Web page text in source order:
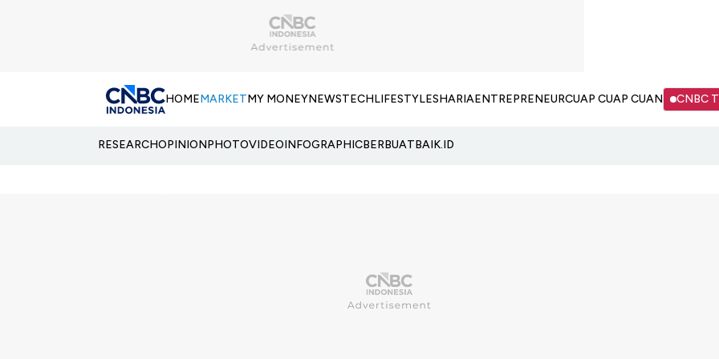
HOMEMARKETMY MONEYNEWSTECHLIFESTYLESHARIAENTREPRENEURCUAP CUAP CUAN CNBC
RESEARCHOPINIONPHOTOVIDEOINFOGRAPHICBERBUATBAIK.ID